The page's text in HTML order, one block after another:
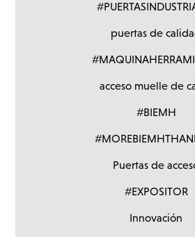
puertas de
acceso muelle de
#BIEMH
Puertas de
#EXPOSITOR
Innovación